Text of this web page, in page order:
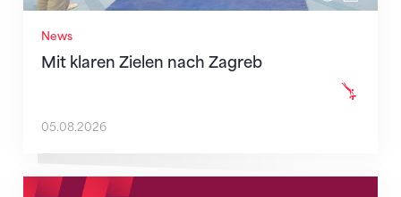
News
Mit klaren Zielen nach Zagreb
05.08.2026
Neue Empfangszeiten ab 1. August 2026